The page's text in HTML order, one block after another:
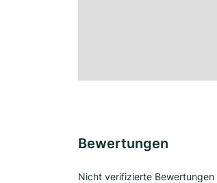
Bewertungen
Nicht verifizierte Bewertungen